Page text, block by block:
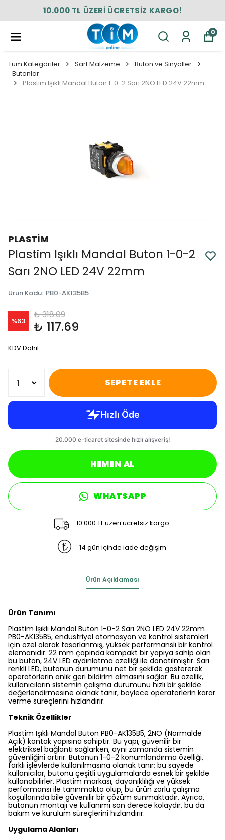
10.000 TL ÜZERİ ÜCRETSİZ KARGO!
0
Tüm Kategoriler Sarf Malzeme
Buton ve Sinyaller
Butonlar
Plastim Işıklı Mandal Buton 1-0-2 Sarı 2NO LED 24V 22mm
PLASTİM
Plastim Işıklı Mandal Buton 1-0-2
Sarı 2NO LED 24V 22mm
Ürün Kodu: PB0-AK135B5
%63
₺ 318.09
₺ 117.69
KDV Dahil
SEPETE EKLE
HEMEN AL
WHATSAPP
10.000 TL üzeri ücretsiz kargo
14 gün içinde iade değişim
Ürün Açıklaması
Ürün Tanımı
Plastim Işıklı Mandal Buton 1-0-2 Sarı 2NO LED 24V 22mm
PB0-AK135B5, endüstriyel otomasyon ve kontrol sistemleri
için özel olarak tasarlanmış, yüksek performanslı bir kontrol
elemanıdır. 22 mm çapında kompakt bir yapıya sahip olan
bu buton, 24V LED aydınlatma özelliği ile donatılmıştır. Sarı
renkli LED, butonun durumunu net bir şekilde göstererek
operatörlerin anlık geri bildirim almasını sağlar. Bu özellik,
kullanıcıların sistemin çalışma durumunu hızlı bir şekilde
değerlendirmesine olanak tanır, böylece operatörlerin karar
verme süreçlerini hızlandırır.
Teknik Özellikler
Plastim Işıklı Mandal Buton PB0-AK135B5, 2NO (Normalde
Açık) kontak yapısına sahiptir. Bu yapı, güvenilir bir
elektriksel bağlantı sağlarken, aynı zamanda sistemin
güvenliğini artırır. Butonun 1-0-2 konumlandırma özelliği,
farklı işlevlerde kullanılmasına olanak tanır; bu sayede
kullanıcılar, butonu çeşitli uygulamalarda esnek bir şekilde
kullanabilirler. Plastim markası, dayanıklılığı ve yüksek
performansı ile tanınmakta olup, bu ürün zorlu çalışma
koşullarında bile güvenilir bir çözüm sunmaktadır. Ayrıca,
butonun montajı ve kullanımı son derece kolaydır, bu da
bakım ve kurulum süreçlerini hızlandırır.
Uygulama Alanları